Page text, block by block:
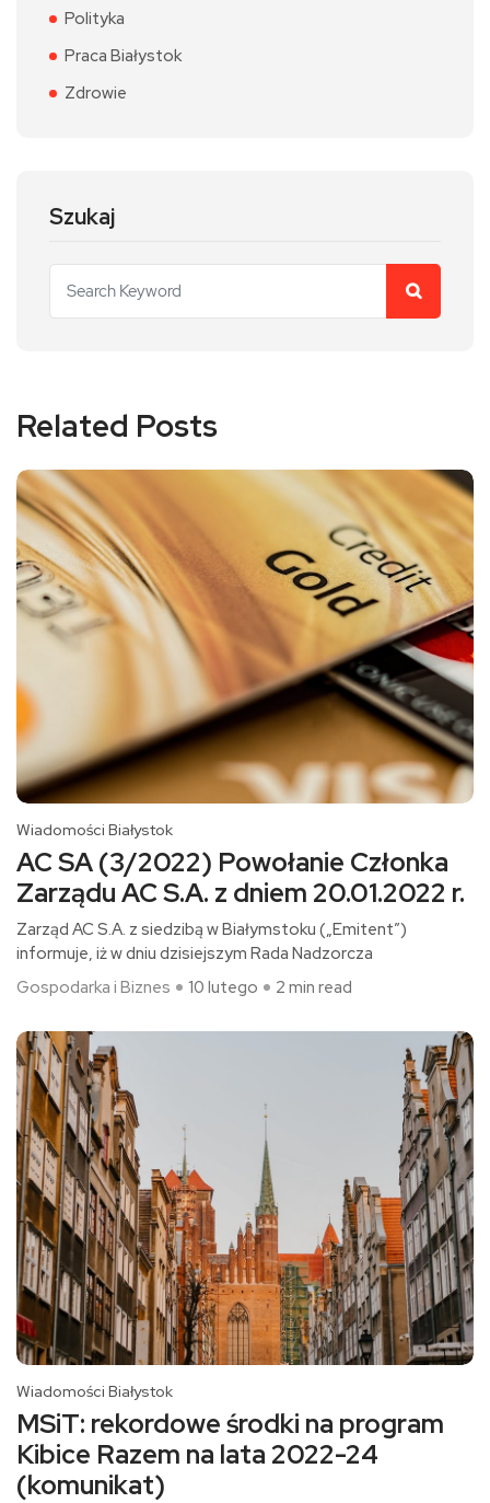
Polityka
Praca Białystok
Zdrowie
Szukaj
Related Posts
Wiadomości Białystok
AC SA (3/2022) Powołanie Członka
Zarządu AC S.A. z dniem 20.01.2022 r.
Zarząd AC S.A. z siedzibą w Białymstoku („Emitent”)
informuje, iż w dniu dzisiejszym Rada Nadzorcza
Gospodarka i Biznes
10 lutego 2 min read
Wiadomości Białystok
MSiT: rekordowe środki na program
Kibice Razem na lata 2022-24
(komunikat)